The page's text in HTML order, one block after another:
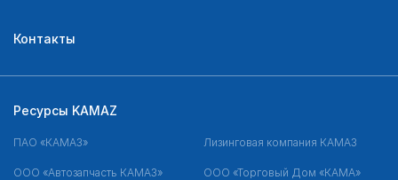
Контакты
Ресурсы KAMAZ
ПАО «КАМАЗ» Лизинговая компания КАМАЗ
ООО «Автозапчасть КАМАЗ» ООО «Торговый Дом «КАМА»